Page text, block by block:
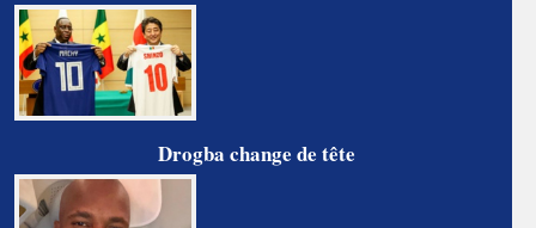
Drogba change de tête